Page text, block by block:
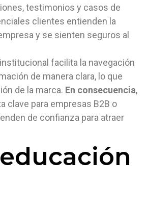
testimonios y casos de
clientes entienden la
y se sienten seguros al
facilita la navegación
de manera clara, lo que
de la marca. En consecuencia,
clave para empresas B2B o
de confianza para atraer